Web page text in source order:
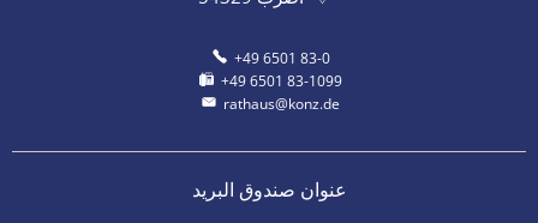
+49 6501 83-0
+49 6501 83-1099
rathaus@konz.de
عنوان صندوق البريد